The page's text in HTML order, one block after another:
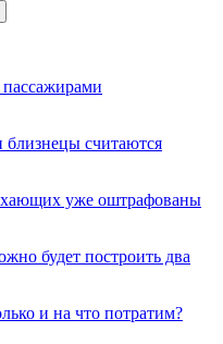
считаются
уже оштрафованы
будет построить два
и на что потратим?